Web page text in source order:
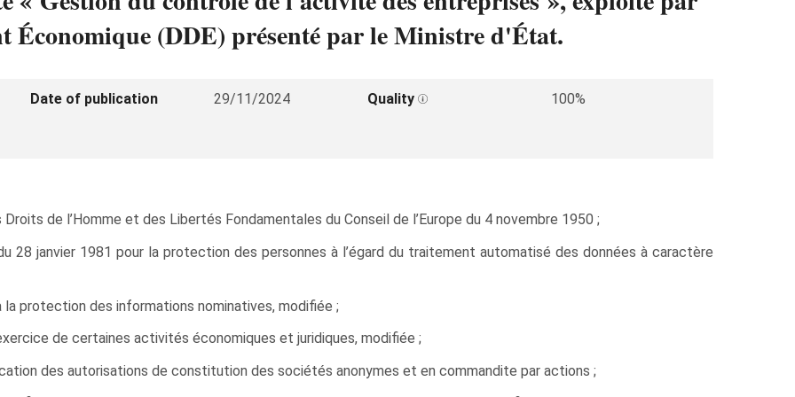
Économique (DDE) présenté par le Ministre d'État.
Date of publication 29/11/2024 Quality 100%
de l’Homme et des Libertés Fondamentales du Conseil de l’Europe du 4 novembre 1950 ;
28 janvier 1981 pour la protection des personnes à l’égard du traitement automatisé des données à caractère
protection des informations nominatives, modifiée ;
de certaines activités économiques et juridiques, modifiée ;
des autorisations de constitution des sociétés anonymes et en commandite par actions ;